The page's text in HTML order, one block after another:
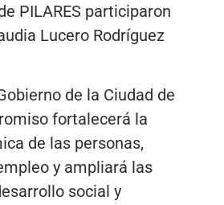
PILARES participaron
Lucero Rodríguez
de la Ciudad de
fortalecerá la
de las personas,
y ampliará las
social y